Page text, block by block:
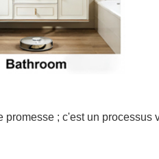
; c'est un processus